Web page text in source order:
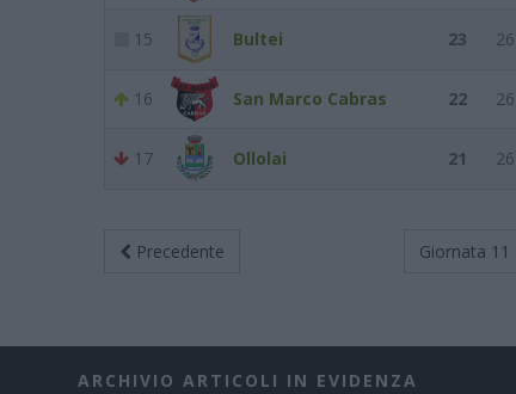
15 Bultei 23 26
16 San Marco Cabras 22 26
17 Ollolai 21 26
Precedente Giornata 11
ARCHIVIO ARTICOLI IN EVIDENZA